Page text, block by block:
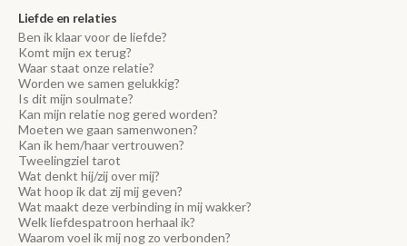
Liefde en relaties
Ben ik klaar voor de liefde?
Komt mijn ex terug?
Waar staat onze relatie?
Worden we samen gelukkig?
Is dit mijn soulmate?
Kan mijn relatie nog gered worden?
Moeten we gaan samenwonen?
Kan ik hem/haar vertrouwen?
Tweelingziel tarot
Wat denkt hij/zij over mij?
Wat hoop ik dat zij mij geven?
Wat maakt deze verbinding in mij wakker?
Welk liefdespatroon herhaal ik?
Waarom voel ik mij nog zo verbonden?